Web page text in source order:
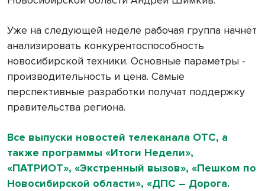
Уже на следующей неделе рабочая группа начнёт
анализировать конкурентоспособность
новосибирской техники. Основные параметры -
производительность и цена. Самые
перспективные разработки получат поддержку
правительства региона.
Все выпуски новостей телеканала ОТС, а
также программы «Итоги Недели»,
«ПАТРИОТ», «Экстренный вызов», «Пешком по
Новосибирской области», «ДПС – Дорога.